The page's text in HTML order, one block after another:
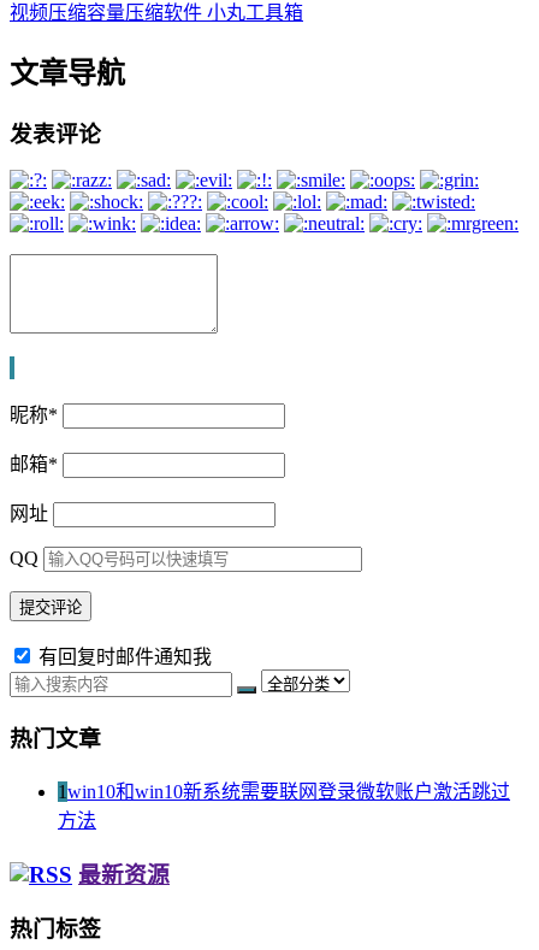
视频压缩容量压缩软件 小丸工具箱
文章导航
发表评论
昵称*
邮箱*
网址
QQ
有回复时邮件通知我
热门文章
1win10和win10新系统需要联网登录微软账户激活跳过
方法
最新资源
热门标签